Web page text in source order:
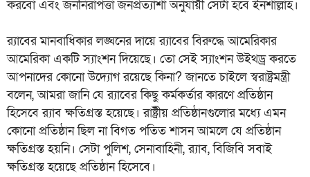
করবো এবং জননিরাপত্তা জনপ্রত্যাশা অনুযায়ী সেটা হবে ইনশাল্লাহ।
র‍্যাবের মানবাধিকার লঙ্ঘনের দায়ে র‍্যাবের বিরুদ্ধে আমেরিকার
আমেরিকা একটি স্যাংশন দিয়েছে। তো সেই স্যাংশন উইথড্র করতে
আপনাদের কোনো উদ্যোগ রয়েছে কিনা? জানতে চাইলে স্বরাষ্ট্রমন্ত্রী
বলেন, আমরা জানি যে র‍্যাবের কিছু কর্মকর্তার কারণে প্রতিষ্ঠান
হিসেবে র‍্যাব ক্ষতিগ্রস্ত হয়েছে। রাষ্ট্রীয় প্রতিষ্ঠানগুলোর মধ্যে এমন
কোনো প্রতিষ্ঠান ছিল না বিগত পতিত শাসন আমলে যে প্রতিষ্ঠান
ক্ষতিগ্রস্ত হয়নি। সেটা পুলিশ, সেনাবাহিনী, র‍্যাব, বিজিবি সবাই
ক্ষতিগ্রস্ত হয়েছে প্রতিষ্ঠান হিসেবে।